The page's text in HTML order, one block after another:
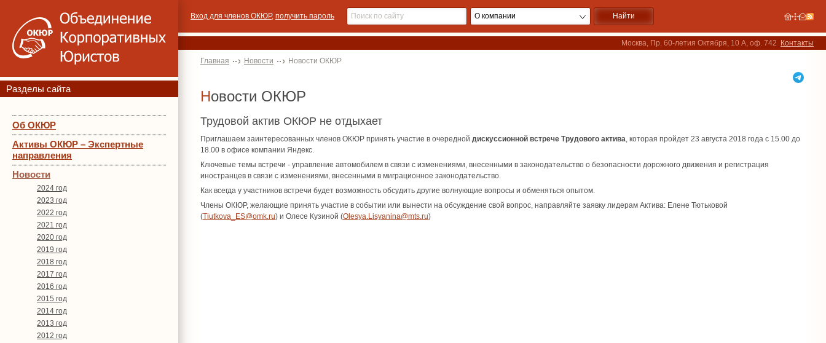
Разделы сайта
Об ОКЮР
Активы ОКЮР – Экспертные
направления
Новости
2024 год
2023 год
2022 год
2021 год
2020 год
2019 год
2018 год
2017 год
2016 год
2015 год
2014 год
2013 год
2012 год
Вход для членов ОКЮР, получить пароль
Москва, Пр. 60-летия Октября, 10 А, оф. 742 Контакты
Главная Новости Новости ОКЮР
Новости ОКЮР
Трудовой актив ОКЮР не отдыхает
Приглашаем заинтересованных членов ОКЮР принять участие в очередной дискуссионной встрече Трудового актива, которая пройдет 23 августа 2018 года с 15.00 до
18.00 в офисе компании Яндекс.
Ключевые темы встречи - управление автомобилем в связи с изменениями, внесенными в законодательство о безопасности дорожного движения и регистрация
иностранцев в связи с изменениями, внесенными в миграционное законодательство.
Как всегда у участников встречи будет возможность обсудить другие волнующие вопросы и обменяться опытом.
Члены ОКЮР, желающие принять участие в событии или вынести на обсуждение свой вопрос, направляйте заявку лидерам Актива: Елене Тютьковой
(Tiutkova_ES@omk.ru) и Олесе Кузиной (Olesya.Lisyanina@mts.ru)